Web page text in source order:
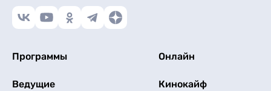
Программы Онлайн
Ведущие Кинокайф